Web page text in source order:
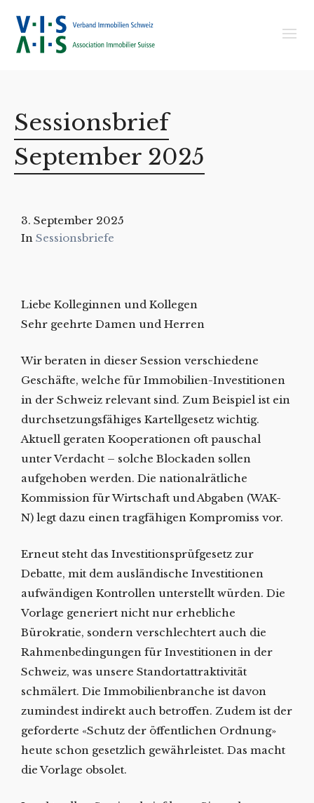
Sessionsbrief
September 2025
3. September 2025
In Sessionsbriefe
Liebe Kolleginnen und Kollegen
Sehr geehrte Damen und Herren
Wir beraten in dieser Session verschiedene
Geschäfte, welche für Immobilien-Investitionen
in der Schweiz relevant sind. Zum Beispiel ist ein
durchsetzungsfähiges Kartellgesetz wichtig.
Aktuell geraten Kooperationen oft pauschal
unter Verdacht – solche Blockaden sollen
aufgehoben werden. Die nationalrätliche
Kommission für Wirtschaft und Abgaben (WAK-
N) legt dazu einen tragfähigen Kompromiss vor.
Erneut steht das Investitionsprüfgesetz zur
Debatte, mit dem ausländische Investitionen
aufwändigen Kontrollen unterstellt würden. Die
Vorlage generiert nicht nur erhebliche
Bürokratie, sondern verschlechtert auch die
Rahmenbedingungen für Investitionen in der
Schweiz, was unsere Standortattraktivität
schmälert. Die Immobilienbranche ist davon
zumindest indirekt auch betroffen. Zudem ist der
geforderte «Schutz der öffentlichen Ordnung»
heute schon gesetzlich gewährleistet. Das macht
die Vorlage obsolet.